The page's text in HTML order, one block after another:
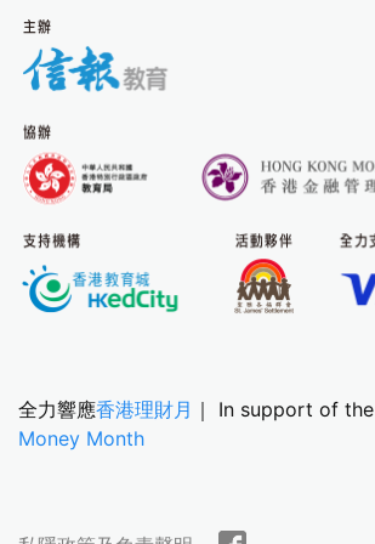
全力響應香港理財月 ｜ In support of the
Money Month